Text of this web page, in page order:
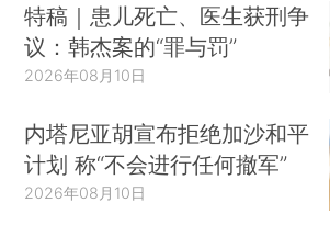
特稿｜患儿死亡、医生获刑争
议：韩杰案的“罪与罚”
2026年08月10日
内塔尼亚胡宣布拒绝加沙和平
计划 称“不会进行任何撤军”
2026年08月10日